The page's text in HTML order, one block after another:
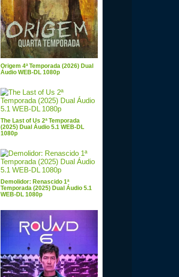
Origem 4ª Temporada (2026) Dual
Áudio WEB-DL 1080p
The Last of Us 2ª Temporada
(2025) Dual Áudio 5.1 WEB-DL
1080p
Demolidor: Renascido 1ª
Temporada (2025) Dual Áudio 5.1
WEB-DL 1080p